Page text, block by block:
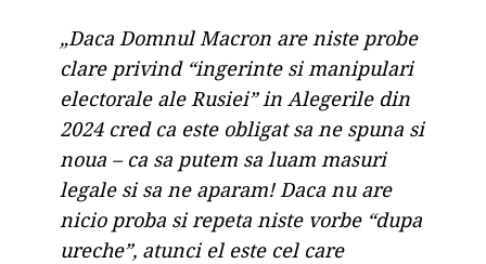
„Daca Domnul Macron are niste probe
clare privind “ingerinte si manipulari
electorale ale Rusiei” in Alegerile din
2024 cred ca este obligat sa ne spuna si
noua – ca sa putem sa luam masuri
legale si sa ne aparam! Daca nu are
nicio proba si repeta niste vorbe “dupa
ureche”, atunci el este cel care